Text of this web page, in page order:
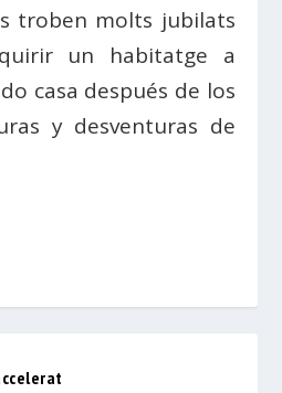
troben molts jubilats
un habitatge a
casa después de los
y desventuras de